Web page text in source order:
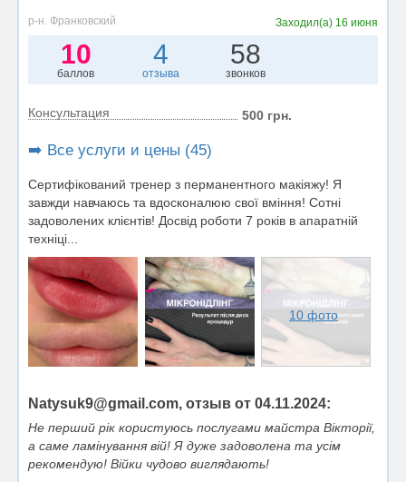
р-н. Франковский Заходил(а) 16 июня
10
баллов
4
отзыва
58
звонков
Консультация 500 грн.
➡️ Все услуги и цены (45)
Сертифікований тренер з перманентного макіяжу! Я
завжди навчаюсь та вдосконалюю свої вміння! Сотні
задоволених клієнтів! Досвід роботи 7 років в апаратній
техніці...
10 фото
Natysuk9@gmail.com, отзыв от 04.11.2024:
Не перший рік користуюсь послугами майстра Вікторії,
а саме ламінування вій! Я дуже задоволена та усім
рекомендую! Війки чудово виглядають!